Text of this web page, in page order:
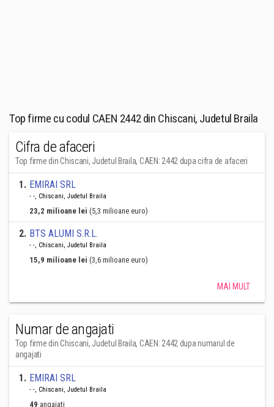
Top firme cu codul CAEN 2442 din Chiscani, Judetul Braila
Cifra de afaceri
Top firme din Chiscani, Judetul Braila, CAEN: 2442 dupa cifra de afaceri
1. EMIRAI SRL
- -, Chiscani, Judetul Braila
23,2 milioane lei (5,3 milioane euro)
2. BTS ALUMI S.R.L.
- -, Chiscani, Judetul Braila
15,9 milioane lei (3,6 milioane euro)
MAI MULT
Numar de angajati
Top firme din Chiscani, Judetul Braila, CAEN: 2442 dupa numarul de
angajati
1. EMIRAI SRL
- -, Chiscani, Judetul Braila
49 angajati